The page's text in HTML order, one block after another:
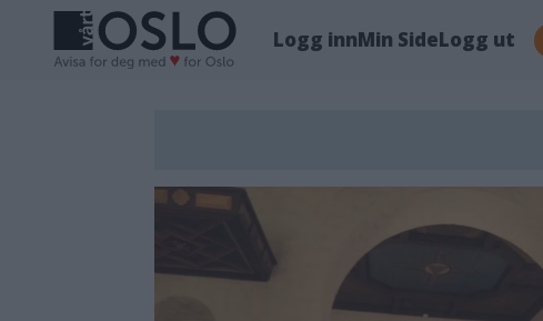
Logg innMin SideLogg ut